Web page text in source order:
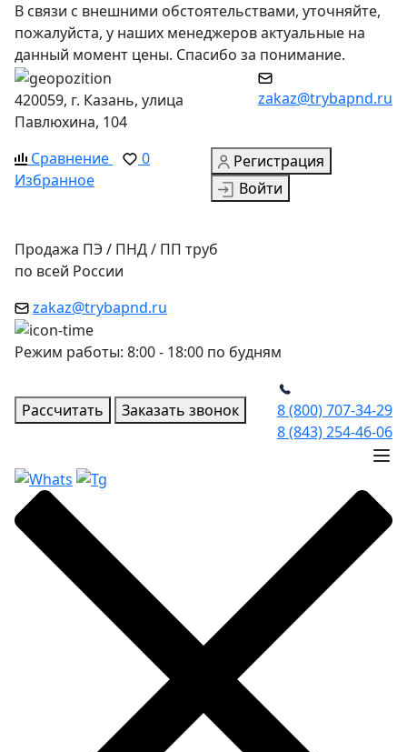
В связи с внешними обстоятельствами, уточняйте,
пожалуйста, у наших менеджеров актуальные на
данный момент цены. Спасибо за понимание.
420059, г. Казань, улица
Павлюхина, 104
zakaz@trybapnd.ru
Сравнение
0
Избранное
Регистрация
Войти
Продажа ПЭ / ПНД / ПП труб
по всей России
zakaz@trybapnd.ru
Режим работы: 8:00 - 18:00 по будням
Рассчитать Заказать звонок
8 (800) 707-34-29
8 (843) 254-46-06